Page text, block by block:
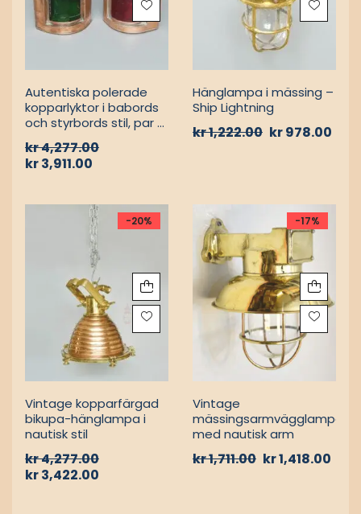
från 1950-talet från
tyskt lastfartyg
2,469.00
1,943.00
-9%
FARTYGSLANTERNOR /
FOTOGENLAMPOR
Autentiska polerade
kopparlyktor i babords
och styrbords stil, par –
Vintage nautiska
oljelampor
kr4,277.00
kr3,911.00
HOT
MARINLAMPOR /
SKEPPSLAMPOR
Hänglampa i mässing –
Ship Lightning
1,222.00 kr978.00
-17%